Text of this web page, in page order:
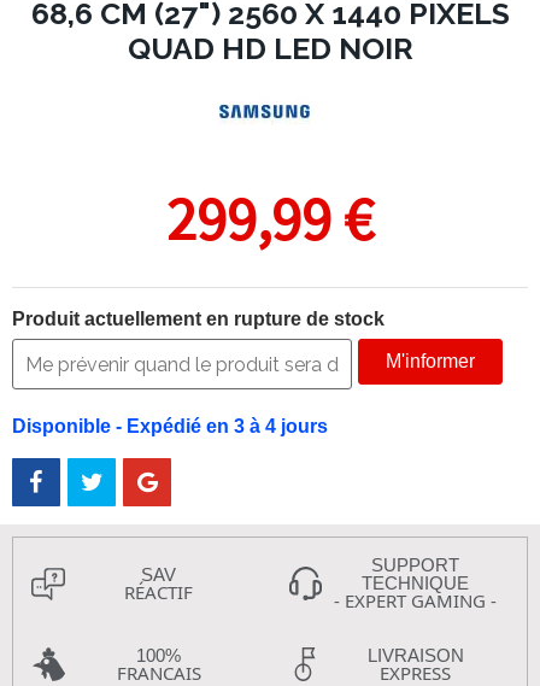
68,6 CM (27") 2560 X 1440 PIXELS
QUAD HD LED NOIR
299,99 €
Produit actuellement en rupture de stock
M'informer
Disponible - Expédié en 3 à 4 jours
SAV
RÉACTIF
SUPPORT
TECHNIQUE
- EXPERT GAMING -
100%
FRANCAIS
LIVRAISON
EXPRESS